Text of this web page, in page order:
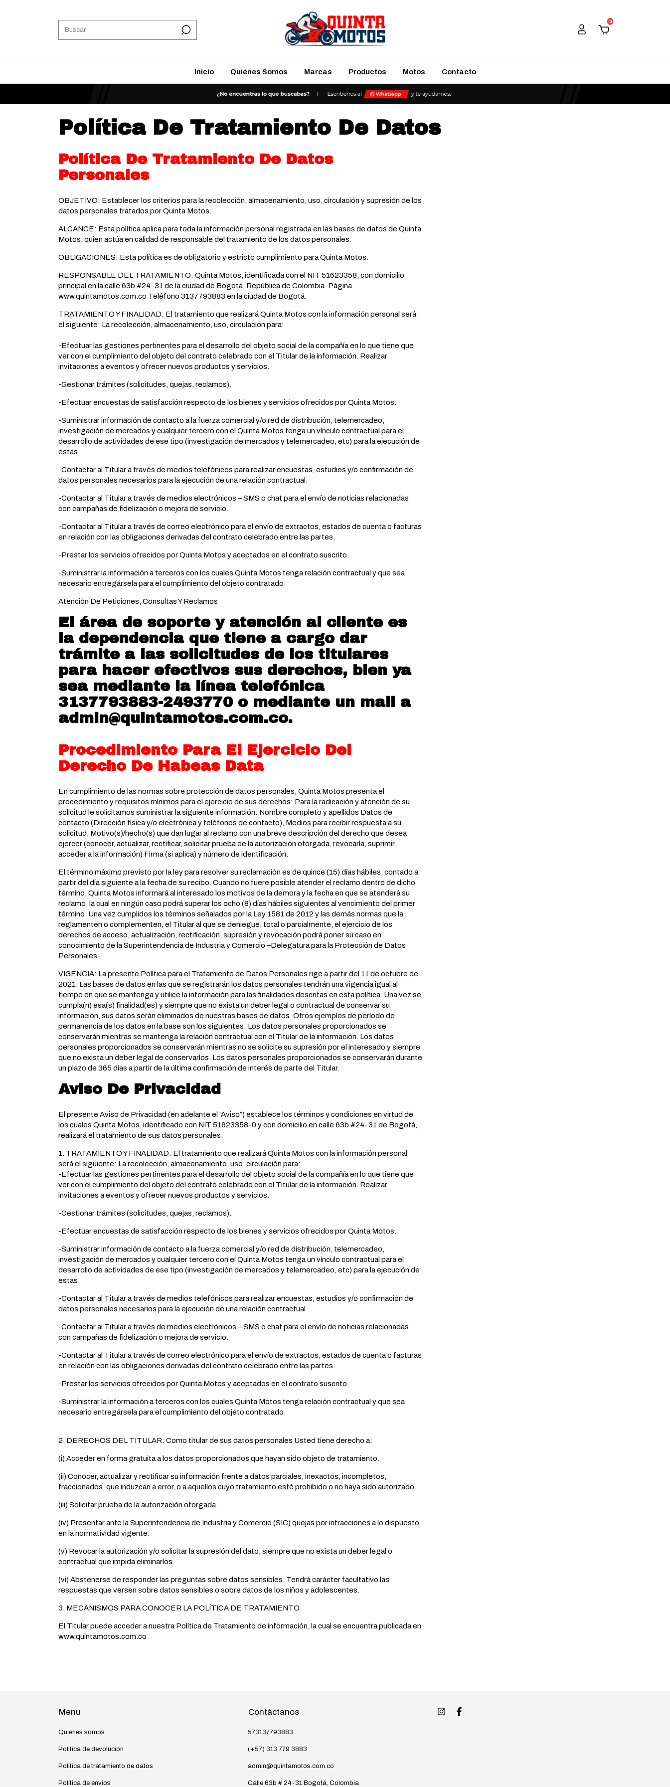
0
Inicio Quiénes Somos Marcas Productos Motos Contacto
Política De Tratamiento De Datos
Política De Tratamiento De Datos
Personales
OBJETIVO: Establecer los criterios para la recolección, almacenamiento, uso, circulación y supresión de los
datos personales tratados por Quinta Motos.
ALCANCE: Esta política aplica para toda la información personal registrada en las bases de datos de Quinta
Motos, quien actúa en calidad de responsable del tratamiento de los datos personales.
OBLIGACIONES: Esta política es de obligatorio y estricto cumplimiento para Quinta Motos.
RESPONSABLE DEL TRATAMIENTO: Quinta Motos, identificada con el NIT 51623358, con domicilio
principal en la calle 63b #24-31 de la ciudad de Bogotá, República de Colombia. Página
www.quintamotos.com.co Teléfono 3137793883 en la ciudad de Bogotá.
TRATAMIENTO Y FINALIDAD: El tratamiento que realizará Quinta Motos con la información personal será
el siguiente: La recolección, almacenamiento, uso, circulación para:
-Efectuar las gestiones pertinentes para el desarrollo del objeto social de la compañía en lo que tiene que
ver con el cumplimiento del objeto del contrato celebrado con el Titular de la información. Realizar
invitaciones a eventos y ofrecer nuevos productos y servicios.
-Gestionar trámites (solicitudes, quejas, reclamos).
-Efectuar encuestas de satisfacción respecto de los bienes y servicios ofrecidos por Quinta Motos.
-Suministrar información de contacto a la fuerza comercial y/o red de distribución, telemercadeo,
investigación de mercados y cualquier tercero con el Quinta Motos tenga un vínculo contractual para el
desarrollo de actividades de ese tipo (investigación de mercados y telemercadeo, etc) para la ejecución de
estas.
-Contactar al Titular a través de medios telefónicos para realizar encuestas, estudios y/o confirmación de
datos personales necesarios para la ejecución de una relación contractual.
-Contactar al Titular a través de medios electrónicos – SMS o chat para el envío de noticias relacionadas
con campañas de fidelización o mejora de servicio.
-Contactar al Titular a través de correo electrónico para el envío de extractos, estados de cuenta o facturas
en relación con las obligaciones derivadas del contrato celebrado entre las partes.
-Prestar los servicios ofrecidos por Quinta Motos y aceptados en el contrato suscrito.
-Suministrar la información a terceros con los cuales Quinta Motos tenga relación contractual y que sea
necesario entregársela para el cumplimiento del objeto contratado.
Atención De Peticiones, Consultas Y Reclamos
El área de soporte y atención al cliente es
la dependencia que tiene a cargo dar
trámite a las solicitudes de los titulares
para hacer efectivos sus derechos, bien ya
sea mediante la línea telefónica
3137793883-2493770 o mediante un mail a
admin@quintamotos.com.co.
Procedimiento Para El Ejercicio Del
Derecho De Habeas Data
En cumplimiento de las normas sobre protección de datos personales, Quinta Motos presenta el
procedimiento y requisitos mínimos para el ejercicio de sus derechos: Para la radicación y atención de su
solicitud le solicitamos suministrar la siguiente información: Nombre completo y apellidos Datos de
contacto (Dirección física y/o electrónica y teléfonos de contacto), Medios para recibir respuesta a su
solicitud, Motivo(s)/hecho(s) que dan lugar al reclamo con una breve descripción del derecho que desea
ejercer (conocer, actualizar, rectificar, solicitar prueba de la autorización otorgada, revocarla, suprimir,
acceder a la información) Firma (si aplica) y número de identificación.
El término máximo previsto por la ley para resolver su reclamación es de quince (15) días hábiles, contado a
partir del día siguiente a la fecha de su recibo. Cuando no fuere posible atender el reclamo dentro de dicho
término, Quinta Motos informará al interesado los motivos de la demora y la fecha en que se atenderá su
reclamo, la cual en ningún caso podrá superar los ocho (8) días hábiles siguientes al vencimiento del primer
término. Una vez cumplidos los términos señalados por la Ley 1581 de 2012 y las demás normas que la
reglamenten o complementen, el Titular al que se deniegue, total o parcialmente, el ejercicio de los
derechos de acceso, actualización, rectificación, supresión y revocación podrá poner su caso en
conocimiento de la Superintendencia de Industria y Comercio –Delegatura para la Protección de Datos
Personales-.
VIGENCIA: La presente Política para el Tratamiento de Datos Personales rige a partir del 11 de octubre de
2021. Las bases de datos en las que se registrarán los datos personales tendrán una vigencia igual al
tiempo en que se mantenga y utilice la información para las finalidades descritas en esta política. Una vez se
cumpla(n) esa(s) finalidad(es) y siempre que no exista un deber legal o contractual de conservar su
información, sus datos serán eliminados de nuestras bases de datos. Otros ejemplos de período de
permanencia de los datos en la base son los siguientes: Los datos personales proporcionados se
conservarán mientras se mantenga la relación contractual con el Titular de la información. Los datos
personales proporcionados se conservarán mientras no se solicite su supresión por el interesado y siempre
que no exista un deber legal de conservarlos. Los datos personales proporcionados se conservarán durante
un plazo de 365 dias a partir de la última confirmación de interés de parte del Titular.
Aviso De Privacidad
El presente Aviso de Privacidad (en adelante el “Aviso”) establece los términos y condiciones en virtud de
los cuales Quinta Motos, identificado con NIT 51623358-0 y con domicilio en calle 63b #24-31 de Bogotá,
realizará el tratamiento de sus datos personales.
1. TRATAMIENTO Y FINALIDAD: El tratamiento que realizará Quinta Motos con la información personal
será el siguiente: La recolección, almacenamiento, uso, circulación para:
-Efectuar las gestiones pertinentes para el desarrollo del objeto social de la compañía en lo que tiene que
ver con el cumplimiento del objeto del contrato celebrado con el Titular de la información. Realizar
invitaciones a eventos y ofrecer nuevos productos y servicios.
-Gestionar trámites (solicitudes, quejas, reclamos).
-Efectuar encuestas de satisfacción respecto de los bienes y servicios ofrecidos por Quinta Motos.
-Suministrar información de contacto a la fuerza comercial y/o red de distribución, telemercadeo,
investigación de mercados y cualquier tercero con el Quinta Motos tenga un vínculo contractual para el
desarrollo de actividades de ese tipo (investigación de mercados y telemercadeo, etc) para la ejecución de
estas.
-Contactar al Titular a través de medios telefónicos para realizar encuestas, estudios y/o confirmación de
datos personales necesarios para la ejecución de una relación contractual.
-Contactar al Titular a través de medios electrónicos – SMS o chat para el envío de noticias relacionadas
con campañas de fidelización o mejora de servicio.
-Contactar al Titular a través de correo electrónico para el envío de extractos, estados de cuenta o facturas
en relación con las obligaciones derivadas del contrato celebrado entre las partes.
-Prestar los servicios ofrecidos por Quinta Motos y aceptados en el contrato suscrito.
-Suministrar la información a terceros con los cuales Quinta Motos tenga relación contractual y que sea
necesario entregársela para el cumplimiento del objeto contratado.
2. DERECHOS DEL TITULAR: Como titular de sus datos personales Usted tiene derecho a:
(i) Acceder en forma gratuita a los datos proporcionados que hayan sido objeto de tratamiento.
(ii) Conocer, actualizar y rectificar su información frente a datos parciales, inexactos, incompletos,
fraccionados, que induzcan a error, o a aquellos cuyo tratamiento esté prohibido o no haya sido autorizado.
(iii) Solicitar prueba de la autorización otorgada.
(iv) Presentar ante la Superintendencia de Industria y Comercio (SIC) quejas por infracciones a lo dispuesto
en la normatividad vigente.
(v) Revocar la autorización y/o solicitar la supresión del dato, siempre que no exista un deber legal o
contractual que impida eliminarlos.
(vi) Abstenerse de responder las preguntas sobre datos sensibles. Tendrá carácter facultativo las
respuestas que versen sobre datos sensibles o sobre datos de los niños y adolescentes.
3. MECANISMOS PARA CONOCER LA POLÍTICA DE TRATAMIENTO
El Titular puede acceder a nuestra Política de Tratamiento de información, la cual se encuentra publicada en
www.quintamotos.com.co
Menu
Quienes somos
Política de devolución
Política de tratamiento de datos
Política de envios
Contáctanos
573137793883
(+57) 313 779 3883
admin@quintamotos.com.co
Calle 63b # 24-31 Bogotá, Colombia